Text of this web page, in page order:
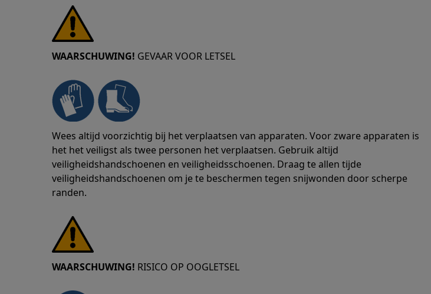
WAARSCHUWING! GEVAAR VOOR LETSEL
Wees altijd voorzichtig bij het verplaatsen van apparaten. Voor zware apparaten is
het het veiligst als twee personen het verplaatsen. Gebruik altijd
veiligheidshandschoenen en veiligheidsschoenen. Draag te allen tijde
veiligheidshandschoenen om je te beschermen tegen snijwonden door scherpe
randen.
WAARSCHUWING! RISICO OP OOGLETSEL